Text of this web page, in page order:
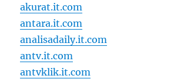
akurat.it.com
antara.it.com
analisadaily.it.com
antv.it.com
antvklik.it.com